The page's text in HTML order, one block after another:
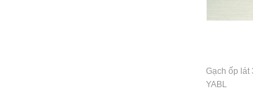
Gạch ốp lát
YABL